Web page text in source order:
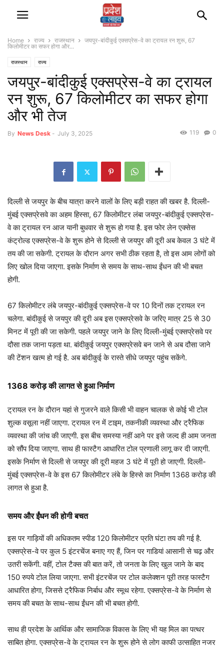
Home राज्‍य राजस्‍थान
जयपुर-बांदीकुई एक्सप्रेस-वे का ट्रायल रन शुरू, 67
किलोमीटर का सफर होगा और...
राजस्‍थान राज्‍य
जयपुर-बांदीकुई एक्सप्रेस-वे का ट्रायल
रन शुरू, 67 किलोमीटर का सफर होगा
और भी तेज
By News Desk - July 3, 2025 0
119
दिल्ली से जयपुर के बीच यात्रा करने वालों के लिए बड़ी राहत की खबर है. दिल्ली-
मुंबई एक्सप्रेसवे का अहम हिस्सा, 67 किलोमीटर लंबा जयपुर-बांदीकुई एक्सप्रेस-
वे का ट्रायल रन आज यानी बुधवार से शुरू हो गया है. इस फोर लेन एक्सेस
कंट्रोल्ड एक्सप्रेस-वे के शुरू होने से दिल्ली से जयपुर की दूरी अब केवल 3 घंटे में
तय की जा सकेगी. ट्रायल के दौरान अगर सभी ठीक रहता है, तो इस आम लोगों को
लिए खोल दिया जाएगा. इसके निर्माण से समय के साथ-साथ ईंधन की भी बचत
होगी.
67 किलोमीटर लंबे जयपुर-बांदीकुई एक्सप्रेस-वे पर 10 दिनों तक ट्रायल रन
चलेगा. बांदीकुई से जयपुर की दूरी अब इस एक्सप्रेसवे के जरिए मात्र 25 से 30
मिनट में पूरी की जा सकेगी. पहले जयपुर जाने के लिए दिल्ली-मुंबई एक्सप्रेसवे पर
दौसा तक जाना पड़ता था. बांदीकुई जयपुर एक्सप्रेसवे बन जाने से अब दौसा जाने
की टेंशन खत्म हो गई है. अब बांदीकुई के रास्ते सीधे जयपुर पहुंच सकेंगे.
1368 करोड़ की लागत से हुआ निर्माण
ट्रायल रन के दौरान यहां से गुजरने वाले किसी भी वाहन चालक से कोई भी टोल
शुल्क वसूला नहीं जाएगा. ट्रायल रन में टाइम, तकनीकी व्यवस्था और ट्रैफिक
व्यवस्था की जांच की जाएगी. इस बीच समस्या नहीं आने पर इसे जल्द ही आम जनता
को सौंप दिया जाएगा. साथ ही फास्टैग आधारित टोल प्रणाली लागू कर दी जाएगी.
इसके निर्माण से दिल्ली से जयपुर की दूरी महज 3 घंटे में पूरी हो जाएगी. दिल्ली-
मुंबई एक्सप्रेस-वे के इस 67 किलोमीटर लंबे के हिस्से का निर्माण 1368 करोड़ की
लागत से हुआ है.
समय और ईंधन की होगी बचत
इस पर गाड़ियों की अधिकतम स्पीड 120 किलोमीटर प्रति घंटा तय की गई है.
एक्सप्रेस-वे पर कुल 5 इंटरचेंज बनाए गए हैं, जिन पर गाडियां आसानी से चढ़ और
उतरी सकेंगी. वहीं, टोल टैक्स की बात करें, तो जनता के लिए खुल जाने के बाद
150 रुपये टोल लिया जाएगा. सभी इंटरचेंज पर टोल कलेक्शन पूरी तरह फास्टैग
आधारित होगा, जिससे ट्रैफिक निर्बाध और स्मूथ रहेगा. एक्सप्रेस-वे के निर्माण से
समय की बचत के साथ-साथ ईंधन की भी बचत होगी.
साथ ही प्रदेश के आर्थिक और सामाजिक विकास के लिए भी यह मिल का पत्थर
साबित होगा. एक्सप्रेस-वे के ट्रायल रन के शुरू होने से लोग काफी उत्साहित नजर